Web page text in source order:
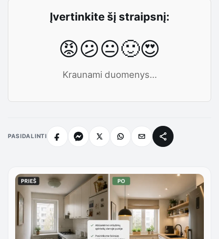
Įvertinkite šį straipsnį:
😡😕😐🙂😍
Kraunami duomenys...
PASIDALINTI